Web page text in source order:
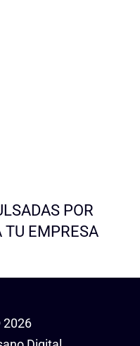
POR
TU EMPRESA
2026